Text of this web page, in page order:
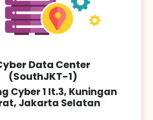
Data Center
(SouthJKT-1)
Cyber 1 lt.3, Kuningan
Jakarta Selatan